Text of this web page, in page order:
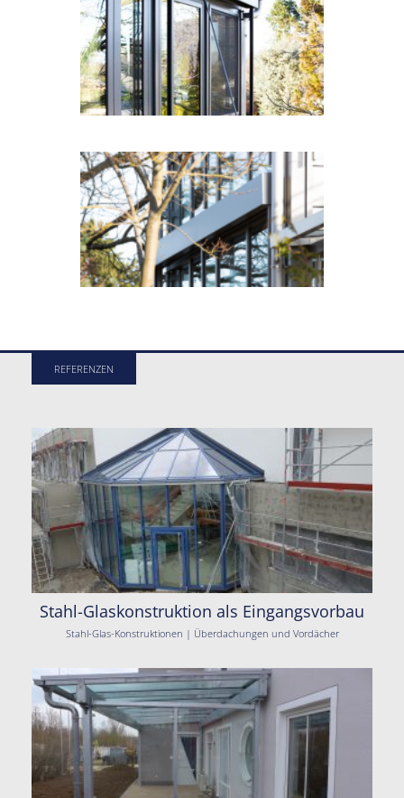
REFERENZEN
Stahl-Glaskonstruktion als Eingangsvorbau
Stahl-Glas-Konstruktionen | Überdachungen und Vordächer